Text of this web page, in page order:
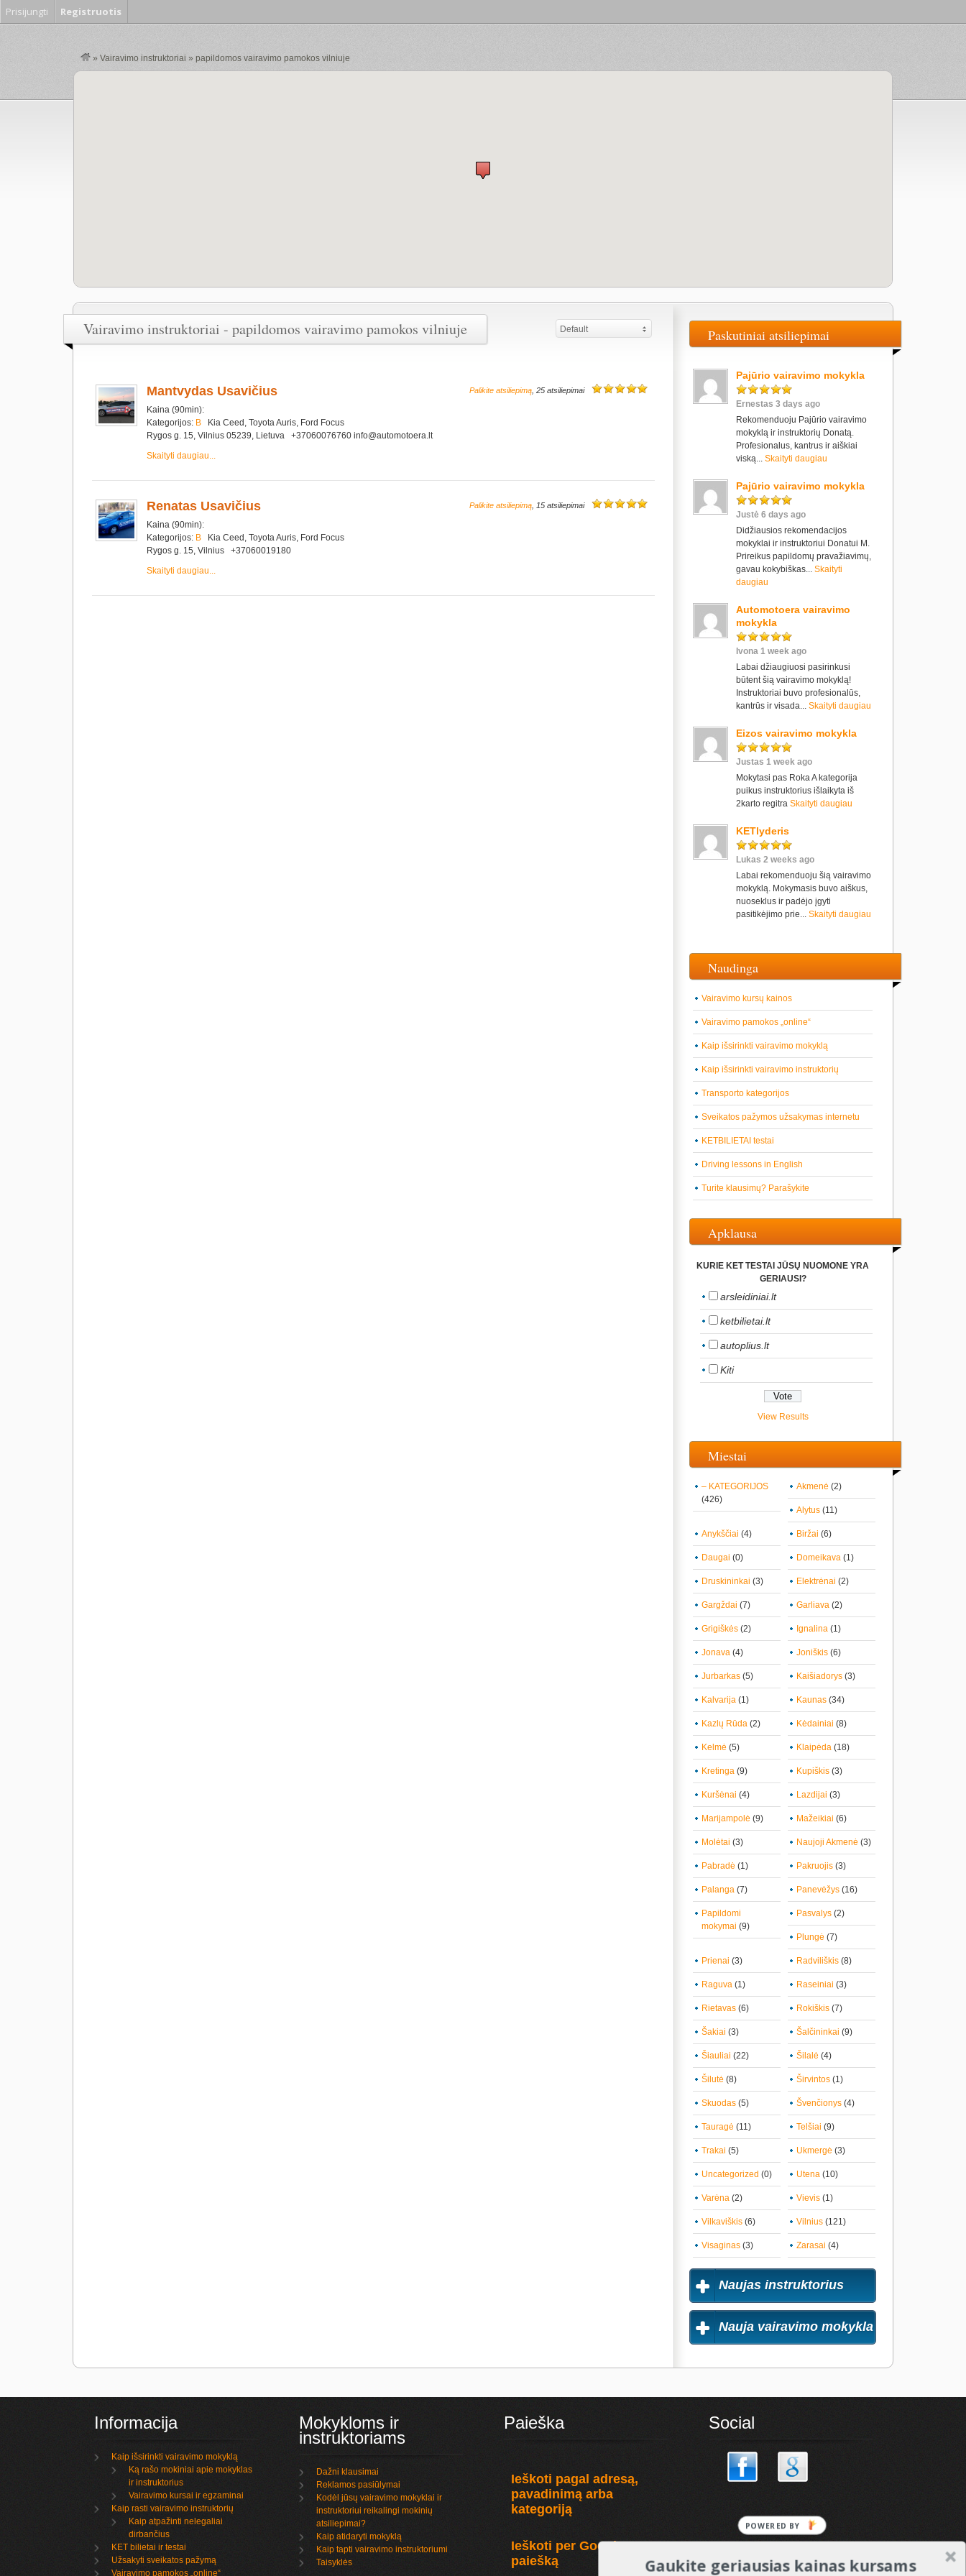
» Vairavimo instruktoriai » papildomos vairavimo pamokos vilniuje
Vairavimo instruktoriai - papildomos vairavimo pamokos vilniuje Default
Palikite atsiliepimą , 25 atsiliepimai
Mantvydas Usavičius
Kaina (90min):
Kategorijos: B Kia Ceed, Toyota Auris, Ford Focus
Rygos g. 15, Vilnius 05239, Lietuva +37060076760 info@automotoera.lt
Skaityti daugiau...
Palikite atsiliepimą , 15 atsiliepimai
Renatas Usavičius
Kaina (90min):
Kategorijos: B Kia Ceed, Toyota Auris, Ford Focus
Rygos g. 15, Vilnius +37060019180
Skaityti daugiau...
Paskutiniai atsiliepimai
Pajūrio vairavimo mokykla
Ernestas 3 days ago
Rekomenduoju Pajūrio vairavimo
mokyklą ir instruktorių Donatą.
Profesionalus, kantrus ir aiškiai
viską... Skaityti daugiau
Pajūrio vairavimo mokykla
Justė 6 days ago
Didžiausios rekomendacijos
mokyklai ir instruktoriui Donatui M.
Prireikus papildomų pravažiavimų,
gavau kokybiškas... Skaityti
daugiau
Automotoera vairavimo
mokykla
Ivona 1 week ago
Labai džiaugiuosi pasirinkusi
būtent šią vairavimo mokyklą!
Instruktoriai buvo profesionalūs,
kantrūs ir visada... Skaityti daugiau
Eizos vairavimo mokykla
Justas 1 week ago
Mokytasi pas Roka A kategorija
puikus instruktorius išlaikyta iš
2karto regitra Skaityti daugiau
KETlyderis
Lukas 2 weeks ago
Labai rekomenduoju šią vairavimo
mokyklą. Mokymasis buvo aiškus,
nuoseklus ir padėjo įgyti
pasitikėjimo prie... Skaityti daugiau
Naudinga
Vairavimo kursų kainos
Vairavimo pamokos „online“
Kaip išsirinkti vairavimo mokyklą
Kaip išsirinkti vairavimo instruktorių
Transporto kategorijos
Sveikatos pažymos užsakymas internetu
KETBILIETAI testai
Driving lessons in English
Turite klausimų? Parašykite
Apklausa
KURIE KET TESTAI JŪSŲ NUOMONE YRA
GERIAUSI?
arsleidiniai.lt
ketbilietai.lt
autoplius.lt
Kiti
View Results
Miestai
– KATEGORIJOS
(426)
Akmenė (2)
Alytus (11)
Anykščiai (4) Biržai (6)
Daugai (0) Domeikava (1)
Druskininkai (3) Elektrėnai (2)
Gargždai (7) Garliava (2)
Grigiškės (2) Ignalina (1)
Jonava (4) Joniškis (6)
Jurbarkas (5) Kaišiadorys (3)
Kalvarija (1) Kaunas (34)
Kazlų Rūda (2) Kėdainiai (8)
Kelmė (5) Klaipėda (18)
Kretinga (9) Kupiškis (3)
Kuršėnai (4) Lazdijai (3)
Marijampolė (9) Mažeikiai (6)
Molėtai (3) Naujoji Akmenė (3)
Pabradė (1) Pakruojis (3)
Palanga (7) Panevėžys (16)
Papildomi
mokymai (9)
Pasvalys (2)
Plungė (7)
Prienai (3) Radviliškis (8)
Raguva (1) Raseiniai (3)
Rietavas (6) Rokiškis (7)
Šakiai (3) Šalčininkai (9)
Šiauliai (22) Šilalė (4)
Šilutė (8) Širvintos (1)
Skuodas (5) Švenčionys (4)
Tauragė (11) Telšiai (9)
Trakai (5) Ukmergė (3)
Uncategorized (0) Utena (10)
Varėna (2) Vievis (1)
Vilkaviškis (6) Vilnius (121)
Visaginas (3) Zarasai (4)
Naujas instruktorius
Nauja vairavimo mokykla
Informacija
Kaip išsirinkti vairavimo mokyklą
Ką rašo mokiniai apie mokyklas
ir instruktorius
Vairavimo kursai ir egzaminai
Kaip rasti vairavimo instruktorių
Kaip atpažinti nelegaliai
dirbančius
KET bilietai ir testai
Užsakyti sveikatos pažymą
Vairavimo pamokos „online“
Mokykloms ir
instruktoriams
Dažni klausimai
Reklamos pasiūlymai
Kodėl jūsų vairavimo mokyklai ir
instruktoriui reikalingi mokinių
atsiliepimai?
Kaip atidaryti mokyklą
Kaip tapti vairavimo instruktoriumi
Taisyklės
Paieška
Ieškoti pagal adresą,
pavadinimą arba
kategoriją
Ieškoti per Google
paiešką
Social
Prisijungti Registruotis
Gaukite geriausias kainas kursams
POWERED
BY